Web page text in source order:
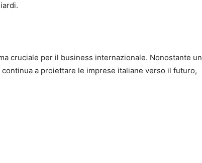
cruciale per il business internazionale. Nonostante un
a proiettare le imprese italiane verso il futuro,